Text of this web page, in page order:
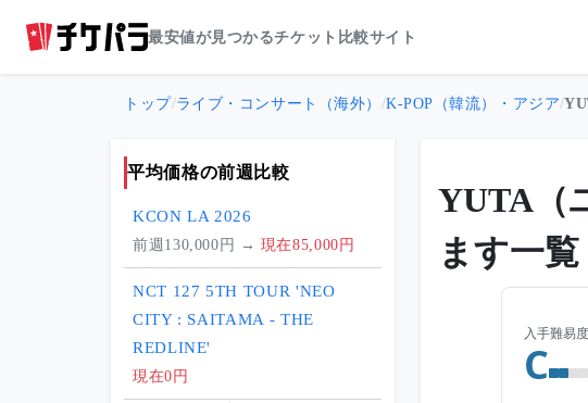
最安値が見つかるチケット比較サイト
トップ/ライブ・コンサート（海外） /K-POP（韓流）・アジア/
YUTA（
ます一覧
入手難易度
C
平均価格の前週比較
KCON LA 2026
前週130,000円 → 現在85,000円
NCT 127 5TH TOUR 'NEO
CITY : SAITAMA - THE
REDLINE'
現在0円